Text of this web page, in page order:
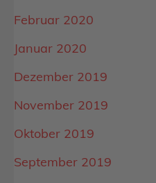
Februar 2020
Januar 2020
Dezember 2019
November 2019
Oktober 2019
September 2019